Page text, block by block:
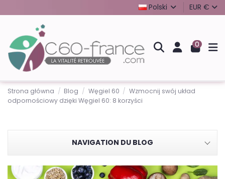
Polski EUR €
0
Strona główna Blog Węgiel 60
Wzmocnij swój układ
odpornościowy dzięki Węgiel 60: 8 korzyści
NAVIGATION DU BLOG